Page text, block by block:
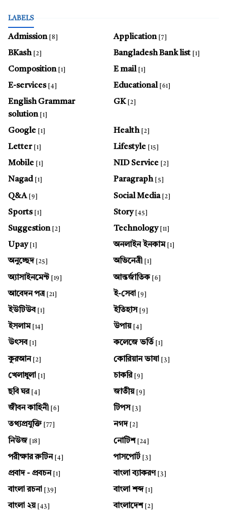
LABELS
Admission [8] Application [7]
BKash [2] Bangladesh Bank list [1]
Composition [1] E mail [1]
E-services [4] Educational [61]
English Grammar
solution
[1]
GK [2]
Google [1] Health [2]
Letter [1] Lifestyle [15]
Mobile [1] NID Service [2]
Nagad [1] Paragraph [5]
Q&A [9] Social Media [2]
Sports [1] Story [45]
Suggestion [2] Technology [11]
Upay [1] অনলাইন ইনকাম [1]
অনুচ্ছেদ [25] অভিনেত্রী [1]
অ্যাসাইনমেন্ট [19] আন্তর্জাতিক [6]
আবেদন পত্র [21] ই-সেবা [9]
ইউটিউব [1] ইতিহাস [9]
ইসলাম [14] উপায় [4]
উৎসব [1] কলেজে ভর্তি [1]
কুরআন [2] কোরিয়ান ভাষা [3]
খেলাধুলা [1] চাকরি [9]
ছবি ঘর [4] জাতীয় [9]
জীবন কাহিনী [6] টিপস [3]
তথ্যপ্রযুক্তি [77] নগদ [2]
নিউজ [18] নোটিশ [24]
পরীক্ষার রুটিন [4] পাসপোর্ট [3]
প্রবাদ - প্রবচন [1] বাংলা ব্যাকরণ [3]
বাংলা রচনা [39] বাংলা শব্দ [1]
বাংলা ২য় [43] বাংলাদেশ [2]